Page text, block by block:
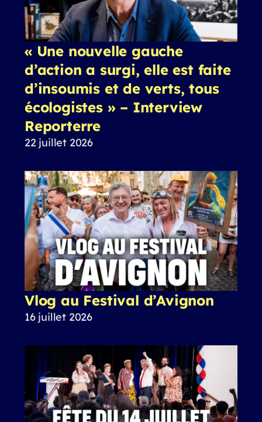
« Une nouvelle gauche
d’action a surgi, elle est faite
d’insoumis et de verts, tous
écologistes » – Interview
Reporterre
22 juillet 2026
Vlog au Festival d’Avignon
16 juillet 2026